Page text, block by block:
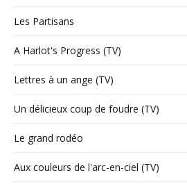
Les Partisans
A Harlot's Progress (TV)
Lettres à un ange (TV)
Un délicieux coup de foudre (TV)
Le grand rodéo
Aux couleurs de l'arc-en-ciel (TV)